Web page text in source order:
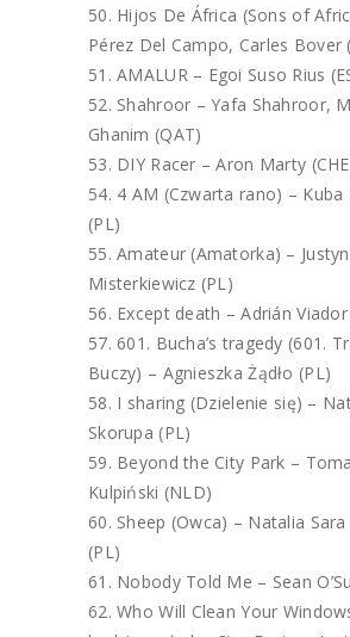
Hijos De África (Sons of
Pérez Del Campo, Carles Bover
AMALUR – Egoi Suso Rius
Shahroor – Yafa Shahroor,
Ghanim (QAT)
DIY Racer – Aron Marty
4 AM (Czwarta rano) – Kuba
(PL)
Amateur (Amatorka) –
Misterkiewicz (PL)
Except death – Adrián Viador
601. Bucha’s tragedy (601.
Buczy) – Agnieszka Żądło (PL)
I sharing (Dzielenie się) –
Skorupa (PL)
Beyond the City Park –
Kulpiński (NLD)
Sheep (Owca) – Natalia
(PL)
Nobody Told Me – Sean
Who Will Clean Your